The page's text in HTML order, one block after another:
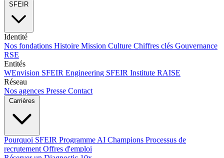
SFEIR
Identité
Nos fondations Histoire Mission Culture Chiffres clés Gouvernance
RSE
Entités
WEnvision SFEIR Engineering SFEIR Institute RAISE
Réseau
Nos agences Presse Contact
Carrières
Pourquoi SFEIR Programme AI Champions Processus de
recrutement Offres d'emploi